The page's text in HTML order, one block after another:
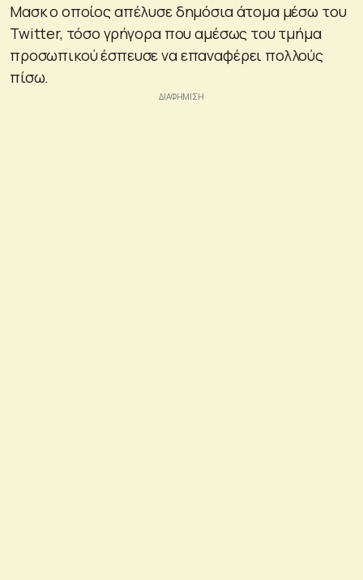
Μασκ ο οποίος απέλυσε δημόσια άτομα μέσω του
Twitter, τόσο γρήγορα που αμέσως του τμήμα
προσωπικού έσπευσε να επαναφέρει πολλούς
πίσω.